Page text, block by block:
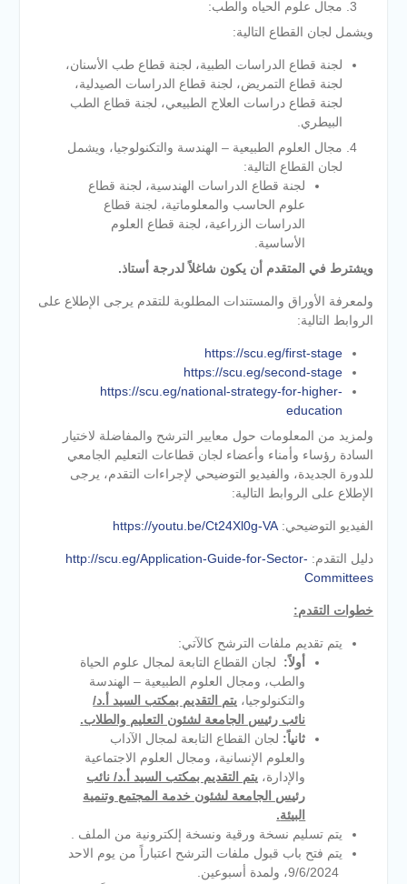
مجال علوم الحياه والطب:
ويشمل لجان القطاع التالية:
لجنة قطاع الدراسات الطبية، لجنة قطاع طب الأسنان،
لجنة قطاع التمريض، لجنة قطاع الدراسات الصيدلية،
لجنة قطاع دراسات العلاج الطبيعي، لجنة قطاع الطب
البيطري.
مجال العلوم الطبيعية – الهندسة والتكنولوجيا، ويشمل
لجان القطاع التالية:
لجنة قطاع الدراسات الهندسية، لجنة قطاع
علوم الحاسب والمعلوماتية، لجنة قطاع
الدراسات الزراعية، لجنة قطاع العلوم
الأساسية.
ويشترط في المتقدم أن يكون شاغلاً لدرجة أستاذ.
ولمعرفة الأوراق والمستندات المطلوبة للتقدم يرجى الإطلاع على
الروابط التالية:
https://scu.eg/first-stage
https://scu.eg/second-stage
https://scu.eg/national-strategy-for-higher-
education
ولمزيد من المعلومات حول معايير الترشح والمفاضلة لاختيار
السادة رؤساء وأمناء وأعضاء لجان قطاعات التعليم الجامعي
للدورة الجديدة، والفيديو التوضيحي لإجراءات التقدم، يرجى
الإطلاع على الروابط التالية:
الفيديو التوضيحي: https://youtu.be/Ct24Xl0g-VA
دليل التقدم: http://scu.eg/Application-Guide-for-Sector-
Committees
خطوات التقدم:
يتم تقديم ملفات الترشح كالآتي:
أولاً: لجان القطاع التابعة لمجال علوم الحياة
والطب، ومجال العلوم الطبيعية – الهندسة
والتكنولوجيا، يتم التقديم بمكتب السيد أ.د/
نائب رئيس الجامعة لشئون التعليم والطلاب.
ثانياً: لجان القطاع التابعة لمجال الآداب
والعلوم الإنسانية، ومجال العلوم الاجتماعية
والإدارة، يتم التقديم بمكتب السيد أ.د/ نائب
رئيس الجامعة لشئون خدمة المجتمع وتنمية
البيئة.
يتم تسليم نسخة ورقية ونسخة إلكترونية من الملف .
يتم فتح باب قبول ملفات الترشح اعتباراً من يوم الاحد